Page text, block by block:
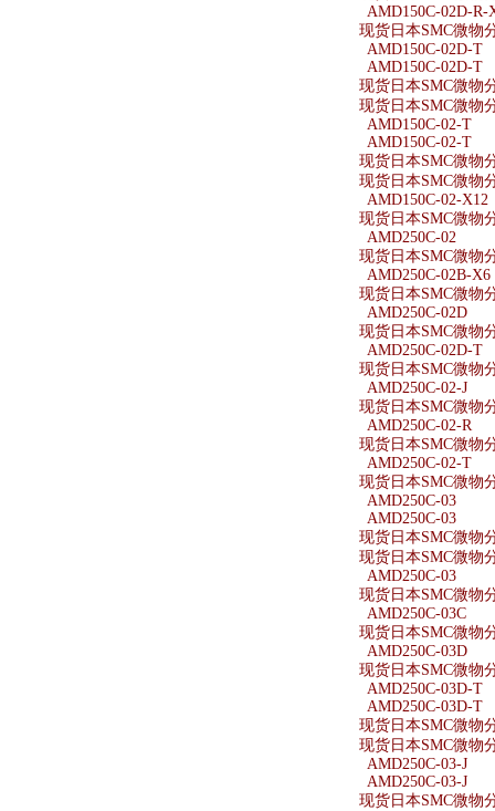
AMD150C-02D-R-
现货日本SMC微物
AMD150C-02D-T
AMD150C-02D-T
现货日本SMC微物
现货日本SMC微物
AMD150C-02-T
AMD150C-02-T
现货日本SMC微物
现货日本SMC微物
AMD150C-02-X12
现货日本SMC微物
AMD250C-02
现货日本SMC微物
AMD250C-02B-X6
现货日本SMC微物
AMD250C-02D
现货日本SMC微物
AMD250C-02D-T
现货日本SMC微物
AMD250C-02-J
现货日本SMC微物
AMD250C-02-R
现货日本SMC微物
AMD250C-02-T
现货日本SMC微物
AMD250C-03
AMD250C-03
现货日本SMC微物
现货日本SMC微物
AMD250C-03
现货日本SMC微物
AMD250C-03C
现货日本SMC微物
AMD250C-03D
现货日本SMC微物
AMD250C-03D-T
AMD250C-03D-T
现货日本SMC微物
现货日本SMC微物
AMD250C-03-J
AMD250C-03-J
现货日本SMC微物